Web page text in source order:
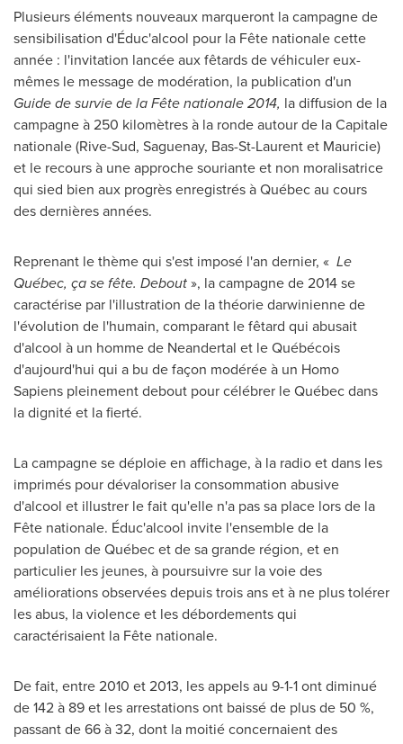
Plusieurs éléments nouveaux marqueront la campagne de
sensibilisation d'Éduc'alcool pour la Fête nationale cette
année : l'invitation lancée aux fêtards de véhiculer eux-
mêmes le message de modération, la publication d'un
Guide de survie de la Fête nationale 2014, la diffusion de la
campagne à 250 kilomètres à la ronde autour de la Capitale
nationale (Rive-Sud, Saguenay, Bas-St-Laurent et Mauricie)
et le recours à une approche souriante et non moralisatrice
qui sied bien aux progrès enregistrés à Québec au cours
des dernières années.
Reprenant le thème qui s'est imposé l'an dernier, « Le
Québec, ça se fête. Debout», la campagne de 2014 se
caractérise par l'illustration de la théorie darwinienne de
l'évolution de l'humain, comparant le fêtard qui abusait
d'alcool à un homme de Neandertal et le Québécois
d'aujourd'hui qui a bu de façon modérée à un Homo
Sapiens pleinement debout pour célébrer le Québec dans
la dignité et la fierté.
La campagne se déploie en affichage, à la radio et dans les
imprimés pour dévaloriser la consommation abusive
d'alcool et illustrer le fait qu'elle n'a pas sa place lors de la
Fête nationale. Éduc'alcool invite l'ensemble de la
population de Québec et de sa grande région, et en
particulier les jeunes, à poursuivre sur la voie des
améliorations observées depuis trois ans et à ne plus tolérer
les abus, la violence et les débordements qui
caractérisaient la Fête nationale.
De fait, entre2010 et2013, les appels au 9-1-1 ont diminué
de 142 à 89 et les arrestations ont baissé de plus de 50 %,
passant de 66 à 32, dont la moitié concernaient des